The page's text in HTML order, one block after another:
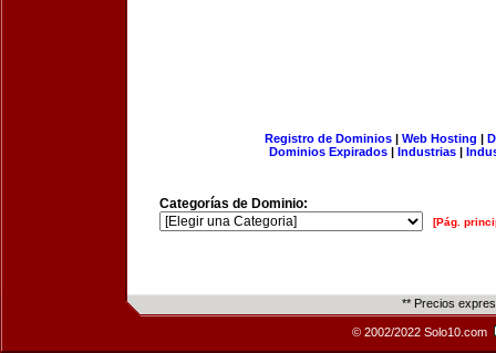
Registro de Dominios| Web Hosting |
Dominios Expirados | Industrias |
Categorías de Dominio:
[Pág.
** Precios
© 2002/2022 Solo10.com